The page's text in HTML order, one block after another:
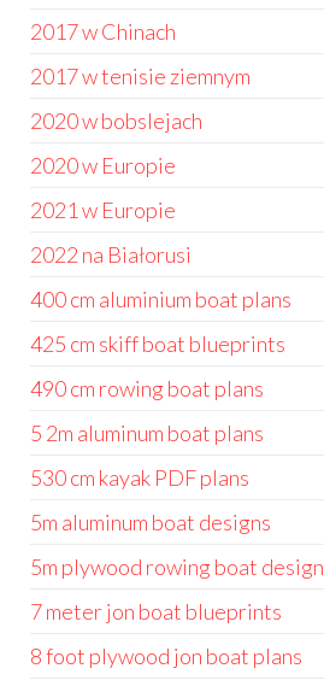
2017 w Chinach
2017 w tenisie ziemnym
2020 w bobslejach
2020 w Europie
2021 w Europie
2022 na Białorusi
400 cm aluminium boat plans
425 cm skiff boat blueprints
490 cm rowing boat plans
5 2m aluminum boat plans
530 cm kayak PDF plans
5m aluminum boat designs
5m plywood rowing boat design
7 meter jon boat blueprints
8 foot plywood jon boat plans